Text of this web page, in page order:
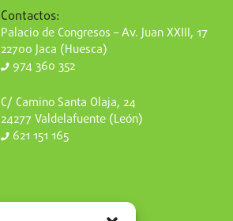
Contactos:
Palacio de Congresos – Av. Juan XXIII, 17
22700 Jaca (Huesca)
974 360 352
C/ Camino Santa Olaja, 24
24277 Valdelafuente (León)
621 151 165